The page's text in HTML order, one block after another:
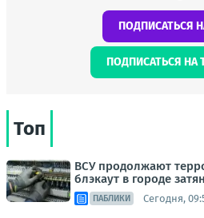
ПОДПИСАТЬСЯ
ПОДПИСАТЬСЯ НА
Топ
ВСУ продолжают
блэкаут в городе
ПАБЛИКИ Сегодня,